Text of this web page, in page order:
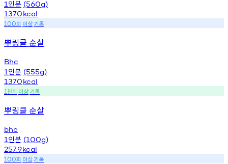
1 인분 (560g)
1370kcal
100회 이상기록
뿌링클 순살
Bhc
1 인분 (555g)
1370kcal
1천회 이상기록
뿌링클 순살
bhc
1 인분 (100g)
257.9kcal
100회 이상기록